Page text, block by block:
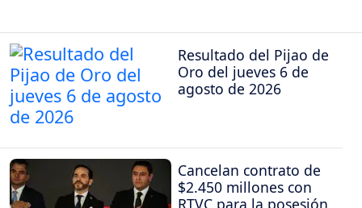
Resultado del Pijao de
Oro del jueves 6 de
agosto de 2026
Cancelan contrato de
$2.450 millones con
RTVC para la posesión